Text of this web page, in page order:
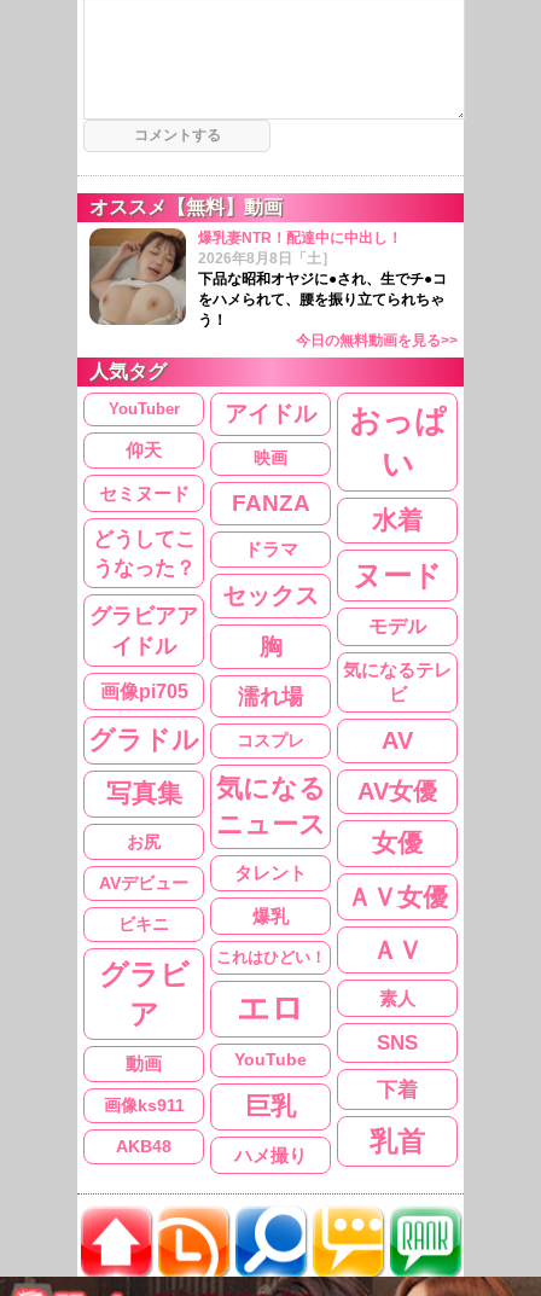
オススメ【無料】動画
爆乳妻NTR！配達中に中出し！
2026年8月8日「土］
下品な昭和オヤジに●され、生でチ●コ
をハメられて、腰を振り立てられちゃ
う！
今日の無料動画を見る>>
人気タグ
YouTuber アイドル
おっぱ
い
仰天 映画
セミヌード FANZA
水着
どうしてこ
うなった？
ドラマ
ヌード
セックス
グラビアア
イドル
モデル
胸
気になるテレ
ビ
画像pi705 濡れ場
グラドル AV
コスプレ
気になる
ニュース
AV女優
写真集
女優
お尻
タレント
AVデビュー ＡＶ女優
爆乳
ビキニ
ＡＶ
これはひどい！
グラビ
ア
素人
エロ
SNS
YouTube
動画
下着
巨乳
画像ks911
乳首
AKB48 ハメ撮り
ニュース 過去の タレント 旬の コメント